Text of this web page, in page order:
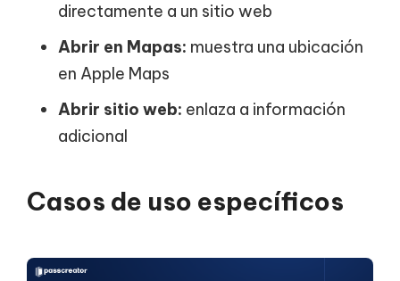
directamente a un sitio web
Abrir en Mapas: muestra una ubicación
en Apple Maps
Abrir sitio web: enlaza a información
adicional
Casos de uso específicos